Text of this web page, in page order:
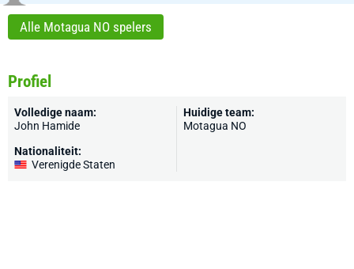
Alle Motagua NO spelers
Profiel
Volledige naam:
John Hamide
Nationaliteit:
Verenigde Staten
Huidige team:
Motagua NO